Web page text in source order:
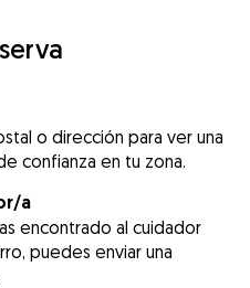
o dirección para ver una
confianza en tu zona.
a
encontrado al cuidador
puedes enviar una